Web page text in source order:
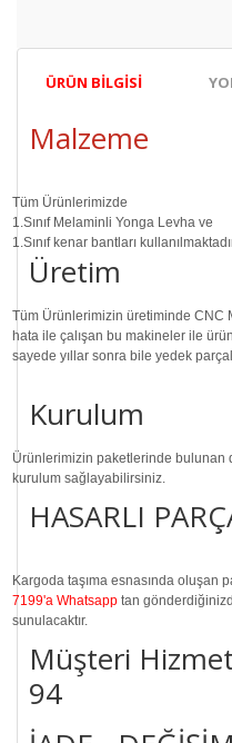
ÜRÜN BILGISI
Malzeme
Tüm Ürünlerimizde
1.SınıfMelaminli Yonga Levha ve
1.Sınıfkenar bantları
Üretim
Tüm Ürünlerimizin üretiminde CNC
hata ile çalışan bu makineler ile
sayede yıllar sonra bile yedek
Kurulum
Ürünlerimizin paketlerinde bulunan
kurulum sağlayabilirsiniz.
HASARLI
Kargoda taşıma esnasında oluşan
7199'a Whatsapp tan
sunulacaktır.
Müşteri
94